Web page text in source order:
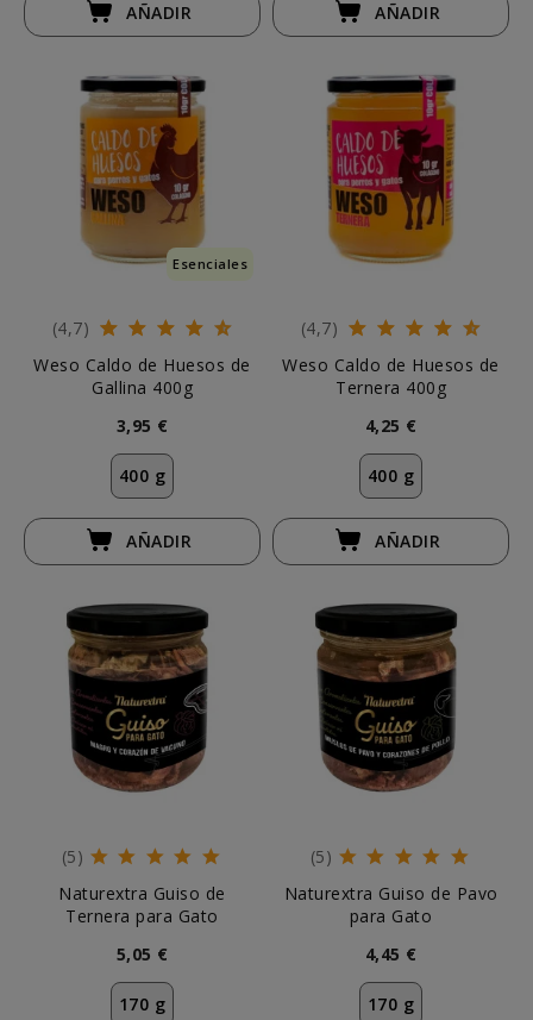
AÑADIR AÑADIR
Esenciales
(4,7)
Weso Caldo de Huesos de
Gallina 400g
3,95 €
400 g
AÑADIR
(4,7)
Weso Caldo de Huesos de
Ternera 400g
4,25 €
400 g
AÑADIR
(5)
Naturextra Guiso de
Ternera para Gato
5,05 €
170 g
(5)
Naturextra Guiso de Pavo
para Gato
4,45 €
170 g